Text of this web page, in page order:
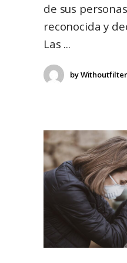
de sus
reconocida y
Las
by